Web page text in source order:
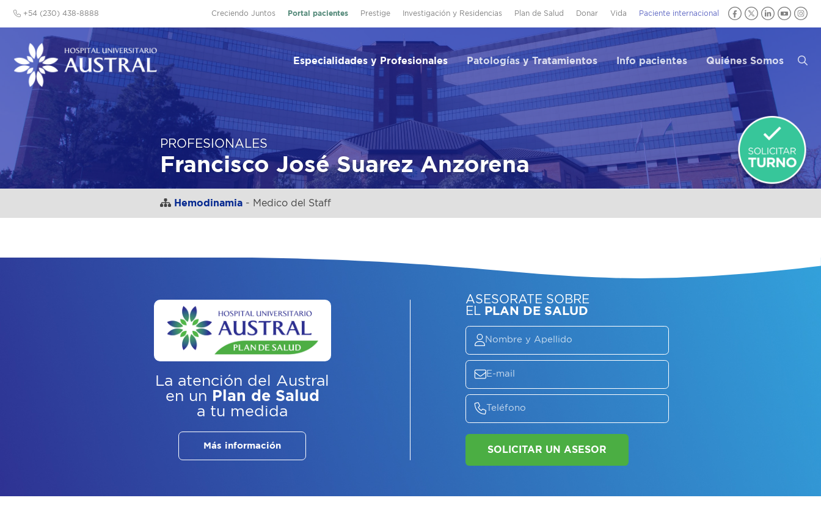
Creciendo Juntos Portal pacientes Prestige Investigación y Residencias Plan de Salud Donar Vida Paciente internacional
+54 (230) 438-8888
Especialidades y Profesionales Patologías y Tratamientos Info pacientes Quiénes Somos
PROFESIONALES
Francisco José Suarez Anzorena
Hemodinamia - Medico del Staff
La atención del Austral
en un Plan de Salud
a tu medida
Más información
ASESORATE SOBRE
EL PLAN DE SALUD
SOLICITAR UN ASESOR